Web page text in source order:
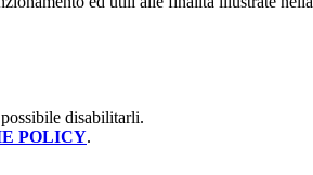
disabilitarli.
POLICY.